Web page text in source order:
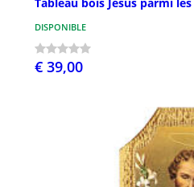
DISPONIBLE
€ 39,00